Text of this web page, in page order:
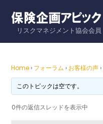
contentリスクマネジメント協会会員
Home › フォーラム › お客様の声 ›
このトピックは空です。
0件の返信スレッドを表示中